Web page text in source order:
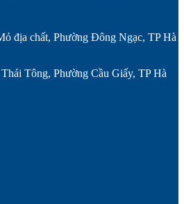
địa chất, Phường Đông Ngạc, TP Hà
Tông, Phường Cầu Giấy, TP Hà